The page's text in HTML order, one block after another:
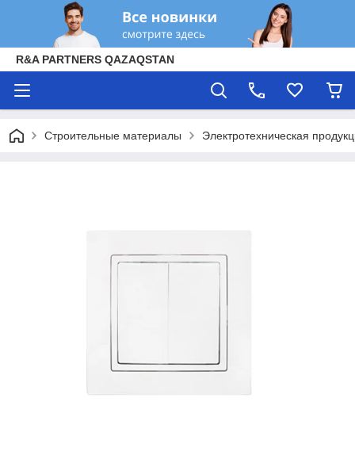
R&A PARTNERS QAZAQSTAN
Строительные материалы Электротехническая